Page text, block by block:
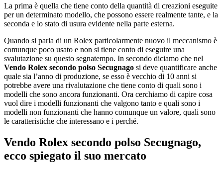
La prima è quella che tiene conto della quantità di creazioni eseguite
per un determinato modello, che possono essere realmente tante, e la
seconda e lo stato di usura evidente nella parte esterna.
Quando si parla di un Rolex particolarmente nuovo il meccanismo è
comunque poco usato e non si tiene conto di eseguire una
svalutazione su questo segnatempo. In secondo diciamo che nel
Vendo Rolex secondo polso Secugnago si deve quantificare anche
quale sia l’anno di produzione, se esso è vecchio di 10 anni si
potrebbe avere una rivalutazione che tiene conto di quali sono i
modelli che sono ancora funzionanti. Ora cerchiamo di capire cosa
vuol dire i modelli funzionanti che valgono tanto e quali sono i
modelli non funzionanti che hanno comunque un valore, quali sono
le caratteristiche che interessano e i perché.
Vendo Rolex secondo polso Secugnago,
ecco spiegato il suo mercato